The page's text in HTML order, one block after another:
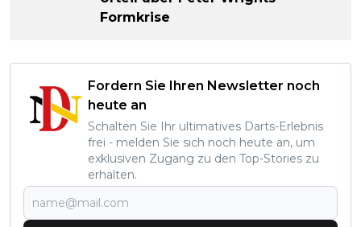
Formkrise
Fordern Sie Ihren Newsletter noch
heute an
Schalten Sie Ihr ultimatives Darts-Erlebnis
frei - melden Sie sich noch heute an, um
exklusiven Zugang zu den Top-Stories zu
erhalten.